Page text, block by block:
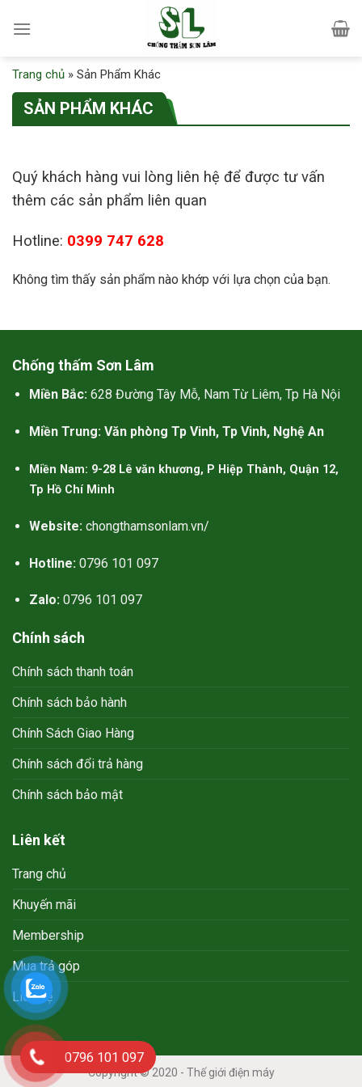
Trang chủ » Sản Phẩm Khác
SẢN PHẨM KHÁC
Quý khách hàng vui lòng liên hệ để được tư vấn
thêm các sản phẩm liên quan
Hotline: 0399 747 628
Không tìm thấy sản phẩm nào khớp với lựa chọn của bạn.
SƠN LÂM
sẽ trở thành nguồn cảm hứng
lao cho GiuseArt trong quá trình
họa những ý tưởng thiết kế
減肥藥的作用原理
使用幾丁聚糖作為有效成分的比
奧利司他的排油減肥效果更被
。可以認為羅氏鮮比 減肥藥 比
麗更好。更重要的是，本人對
貝麗不適合我。
Chống thấm Sơn Lâm
Miền Bắc: 628 Đường Tây Mỗ, Nam Từ Liêm, Tp Hà Nội
Miền Trung: Văn phòng Tp Vinh, Tp Vinh, Nghệ An
Miền Nam: 9-28 Lê văn khương, P Hiệp Thành, Quận 12,
Tp Hồ Chí Minh
Website: chongthamsonlam.vn/
Hotline: 0796 101 097
Zalo:0796 101 097
Chính sách
Chính sách thanh toán
Chính sách bảo hành
Chính Sách Giao Hàng
Chính sách đổi trả hàng
Chính sách bảo mật
Liên kết
Trang chủ
Khuyến mãi
Membership
Mua trả góp
Liên hệ
Copyright © 2020 - Thế giới điện máy
0796 101 097